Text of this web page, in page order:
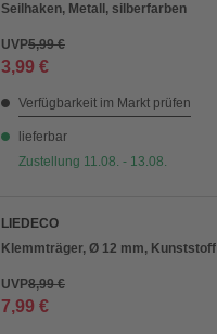
Seilhaken, Metall, silberfarben
UVP5,99 €
3,99 €
Verfügbarkeit im Markt prüfen
lieferbar
Zustellung 11.08. - 13.08.
LIEDECO
Klemmträger, Ø 12 mm, Kunststoff
UVP8,99 €
7,99 €